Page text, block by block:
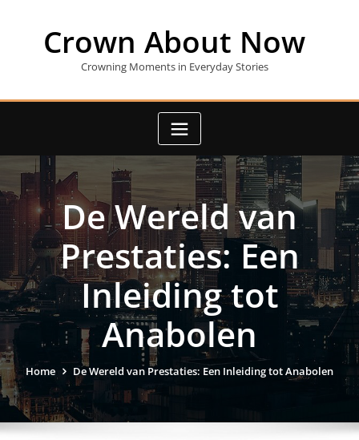
Crown About Now
Crowning Moments in Everyday Stories
De Wereld van
Prestaties: Een
Inleiding tot
Anabolen
Home De Wereld van Prestaties: Een Inleiding tot Anabolen